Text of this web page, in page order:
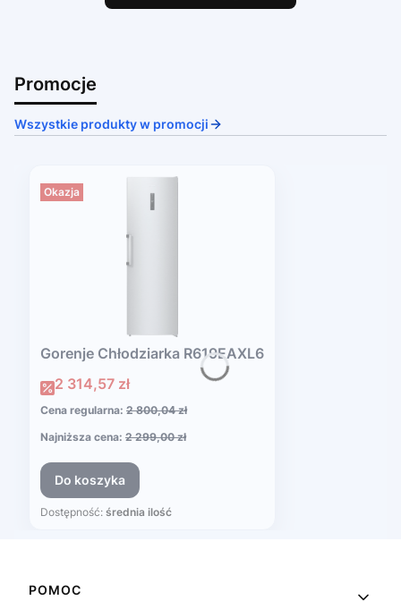
Promocje
Wszystkie produkty w promocji
Okazja
Gorenje Chłodziarka R619EAXL6
Cena promocyjna
2 314,57 zł
Cena regularna: 2 800,04 zł
Najniższa cena: 2 299,00 zł
Do koszyka
Dostępność: średnia ilość
Linki w stopce
POMOC